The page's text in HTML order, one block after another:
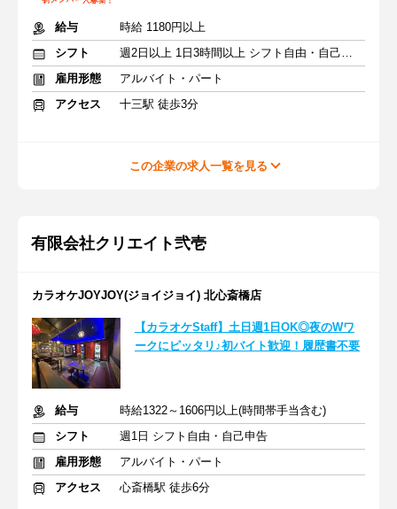
給与
時給 1180円以上
シフト
週2日以上 1日3時間以上 シフト自由・自己申告
雇用形態
アルバイト・パート
アクセス
十三駅 徒歩3分
この企業の求人一覧を見る
有限会社クリエイト弐壱
カラオケJOYJOY(ジョイジョイ) 北心斎橋店
【カラオケStaff】土日週1日OK◎夜のWワ
ークにピッタリ♪初バイト歓迎！履歴書不要
給与
時給1322～1606円以上(時間帯手当含む)
シフト
週1日 シフト自由・自己申告
雇用形態
アルバイト・パート
アクセス
心斎橋駅 徒歩6分